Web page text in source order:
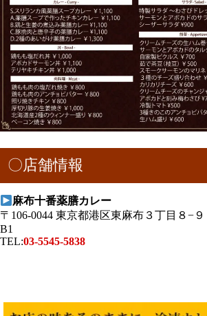
〇店舗情報
麻布十番薬膳カレー
〒106-0044 東京都港区東麻布３丁目８−
B1
TEL:03-5545-5838